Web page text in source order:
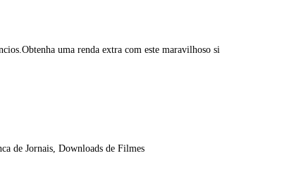
uma renda extra com este maravilhoso si
de Jornais, Downloads de Filmes